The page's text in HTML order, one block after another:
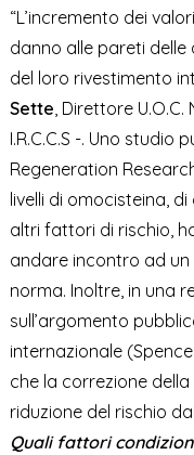
“L’incremento dei
danno alle pareti
del loro rivestimento
Sette, Direttore
I.R.C.C.S -. Uno studio
Regeneration
livelli di omocisteina,
altri fattori di rischio,
andare incontro ad
norma. Inoltre, in una
sull’argomento
internazionale
che la correzione
riduzione del rischio
Quali fattori